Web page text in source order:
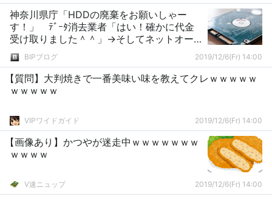
神奈川県庁「HDDの廃棄をお願いしゃー
す！」 ﾃﾞｰﾀ消去業者「はい！確かに代金
受け取りました＾＾」→そしてネットオー
クションに流れる
BIPブログ 2019/12/6(Fr) 14:00
【質問】大判焼きで一番美味い味を教えてクレｗｗｗｗｗ
ｗｗｗｗｗ
VIPワイドガイド 2019/12/6(Fr) 14:00
【画像あり】かつやが迷走中ｗｗｗｗｗｗｗ
ｗｗｗｗ
V速ニュップ 2019/12/6(Fr) 14:00